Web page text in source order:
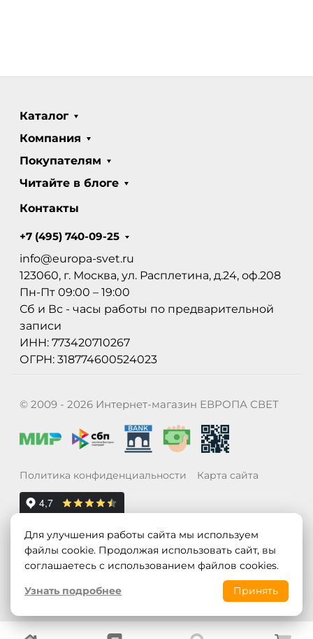
Каталог
Компания
Покупателям
Читайте в блоге
Контакты
+7 (495) 740-09-25
info@europa-svet.ru
123060, г. Москва, ул. Расплетина, д.24, оф.208
Пн-Пт 09:00 – 19:00
Сб и Вс - часы работы по предварительной
записи
ИНН: 773420710267
ОГРН: 318774600524023
© 2009 - 2026 Интернет-магазин ЕВРОПА СВЕТ
Политика конфиденциальности Карта сайта
Для улучшения работы сайта мы используем
файлы cookie. Продолжая использовать сайт, вы
соглашаетесь с использованием файлов cookies.
Узнать подробнее
Принять